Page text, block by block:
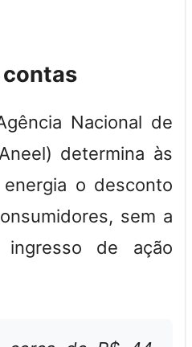
Nacional de
determina às
o desconto
sem a
ingresso de ação